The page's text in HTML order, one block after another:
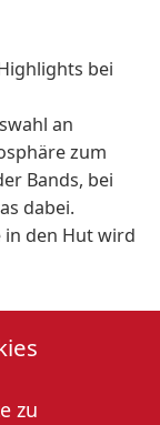
zu
bei
an
zum
Bands, bei
dabei.
in den Hut wird